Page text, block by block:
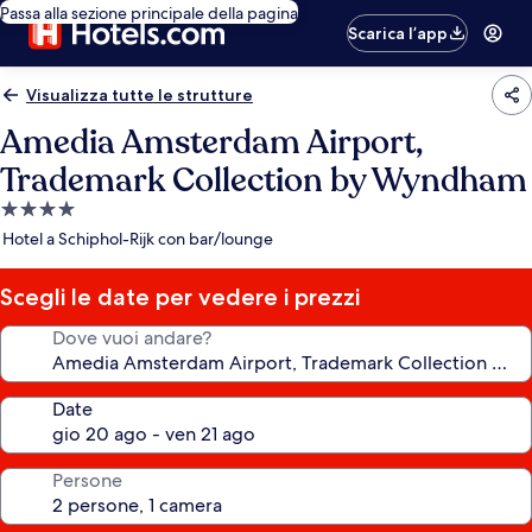
Passa alla sezione principale della pagina
Scarica l’app
Visualizza tutte le strutture
Amedia Amsterdam Airport,
Trademark Collection by Wyndham
Struttura
a
stelle
Hotel a Schiphol-Rijk con bar/lounge
Scegli le date per vedere i prezzi
Dove vuoi andare?
Date
Persone